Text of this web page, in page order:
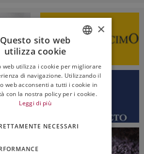
ENGLISH
×
Questo sito web
utilizza cookie
web utilizza i cookie per migliorare
di navigazione. Utilizzando il
web acconsenti a tutti i cookie in
con la nostra policy per i cookie.
Leggi di più
NECESSARI